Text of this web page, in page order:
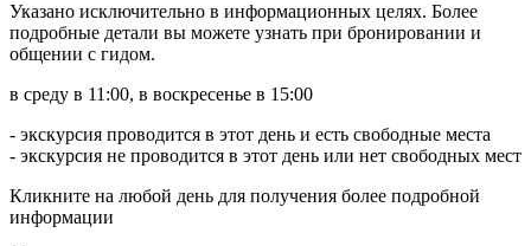
Указано исключительно в информационных целях. Более
подробные детали вы можете узнать при бронировании и
общении с гидом.
в среду в 11:00, в воскресенье в 15:00
- экскурсия проводится в этот день и есть свободные места
- экскурсия не проводится в этот день или нет свободных мест
Кликните на любой день для получения более подробной
информации